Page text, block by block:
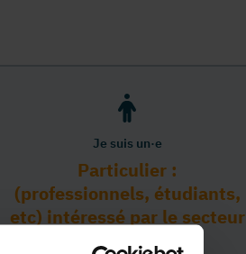
Je suis un·e
Particulier :
(professionnels, étudiants,
etc) intéressé par le secteur
PMS